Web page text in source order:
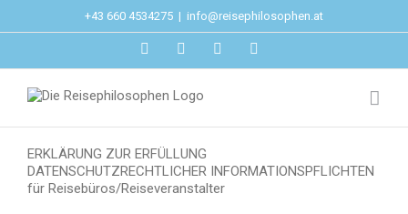
+43 660 4534275 | info@reisephilosophen.at
FacebookInstagramLinkedIn
ERKLÄRUNG ZUR ERFÜLLUNG
DATENSCHUTZRECHTLICHER INFORMATIONSPFLICHTEN
für Reisebüros/Reiseveranstalter